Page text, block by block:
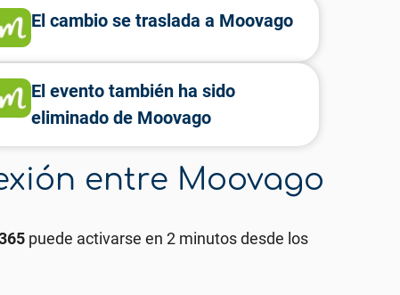
El cambio se traslada a Moovago
El evento también ha sido
eliminado de Moovago
entre Moovago
puede activarse en 2 minutos desde los